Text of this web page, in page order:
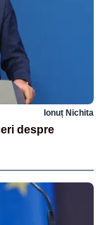
Ionuț Nichita
despre